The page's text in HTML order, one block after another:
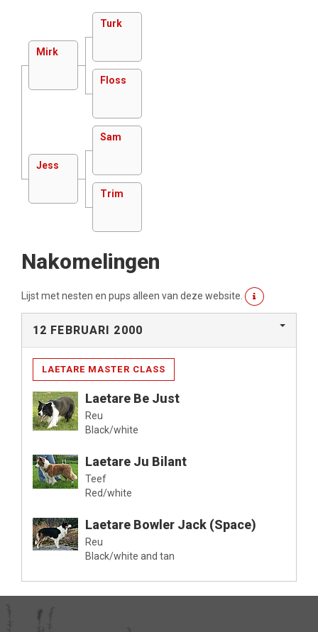
Mirk
Turk
Floss
Jess
Sam
Trim
Nakomelingen
Lijst met nesten en pups alleen van deze website.
12 FEBRUARI 2000
LAETARE MASTER CLASS
Laetare Be Just
Reu
Black/white
Laetare Ju Bilant
Teef
Red/white
Laetare Bowler Jack (Space)
Reu
Black/white and tan